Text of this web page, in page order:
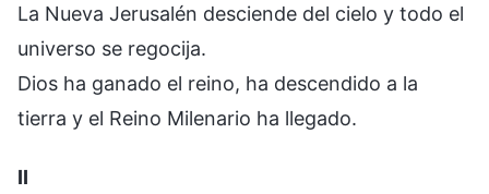
La Nueva Jerusalén desciende del cielo y todo el
universo se regocija.
Dios ha ganado el reino, ha descendido a la
tierra y el Reino Milenario ha llegado.
II